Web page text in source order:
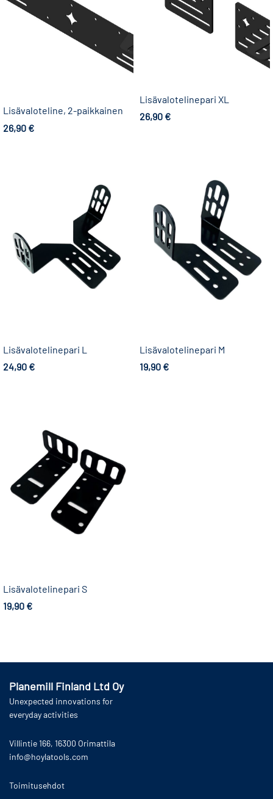
Lisävaloteline, 2-paikkainen
26,90 €
Lisävalotelinepari XL
26,90 €
Lisävalotelinepari L
24,90 €
Lisävalotelinepari M
19,90 €
Lisävalotelinepari S
19,90 €
Planemill Finland Ltd Oy
Unexpected innovations for
everyday activities
Villintie 166, 16300 Orimattila
info@hoylatools.com
Toimitusehdot